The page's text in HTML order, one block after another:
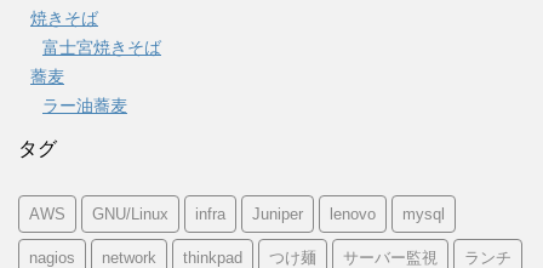
焼きそば
富士宮焼きそば
蕎麦
ラー油蕎麦
タグ
AWS GNU/Linux infra Juniper lenovo mysql
nagios network thinkpad つけ麺 サーバー監視 ランチ